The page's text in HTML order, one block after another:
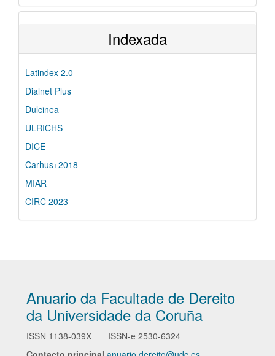
Indexada
Latindex 2.0
Dialnet Plus
Dulcinea
ULRICHS
DICE
Carhus+2018
MIAR
CIRC 2023
Anuario da Facultade de Dereito
da Universidade da Coruña
ISSN 1138-039X ISSN-e 2530-6324